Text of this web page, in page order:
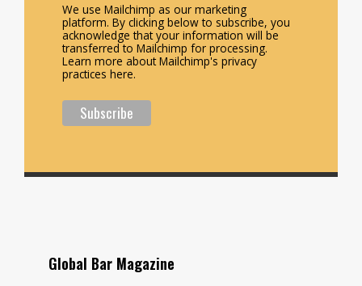
We use Mailchimp as our marketing
platform. By clicking below to subscribe, you
acknowledge that your information will be
transferred to Mailchimp for processing.
Learn more about Mailchimp's privacy
practices here.
Global Bar Magazine